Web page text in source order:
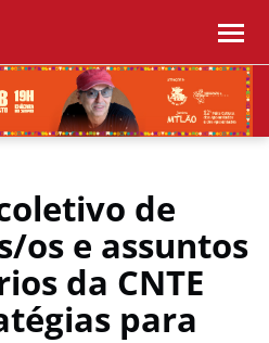
de
os e assuntos
da CNTE
para